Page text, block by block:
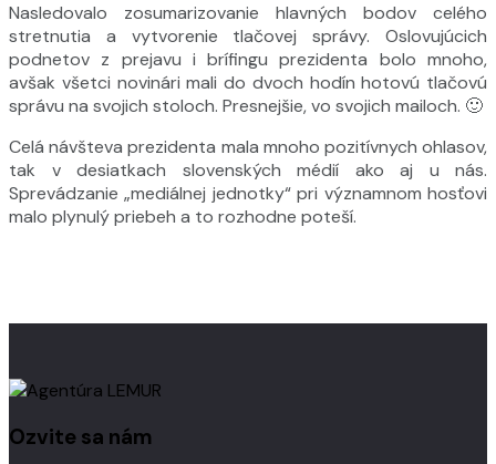
Nasledovalo zosumarizovanie hlavných bodov celého
stretnutia a vytvorenie tlačovej správy. Oslovujúcich
podnetov z prejavu i brífingu prezidenta bolo mnoho,
avšak všetci novinári mali do dvoch hodín hotovú tlačovú
správu na svojich stoloch. Presnejšie, vo svojich mailoch. 🙂
Celá návšteva prezidenta mala mnoho pozitívnych ohlasov,
tak v desiatkach slovenských médií ako aj u nás.
Sprevádzanie „mediálnej jednotky“ pri významnom hosťovi
malo plynulý priebeh a to rozhodne poteší.
Ozvite sa nám